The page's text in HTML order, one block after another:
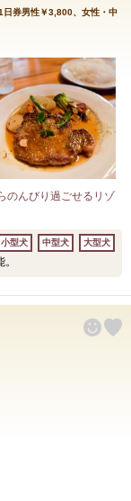
券男性￥3,800、女性・中
のんびり過ごせるリゾ
小型犬 中型犬 大型犬